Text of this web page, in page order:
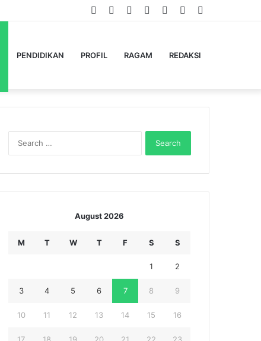
Random
Log
Instagram
YouTube
Twitter
Facebook
PENDIDIKAN PROFIL RAGAM REDAKSI
August 2026
M T W T F S S
1 2
3 4 5 6 7 8 9
10 11 12 13 14 15 16